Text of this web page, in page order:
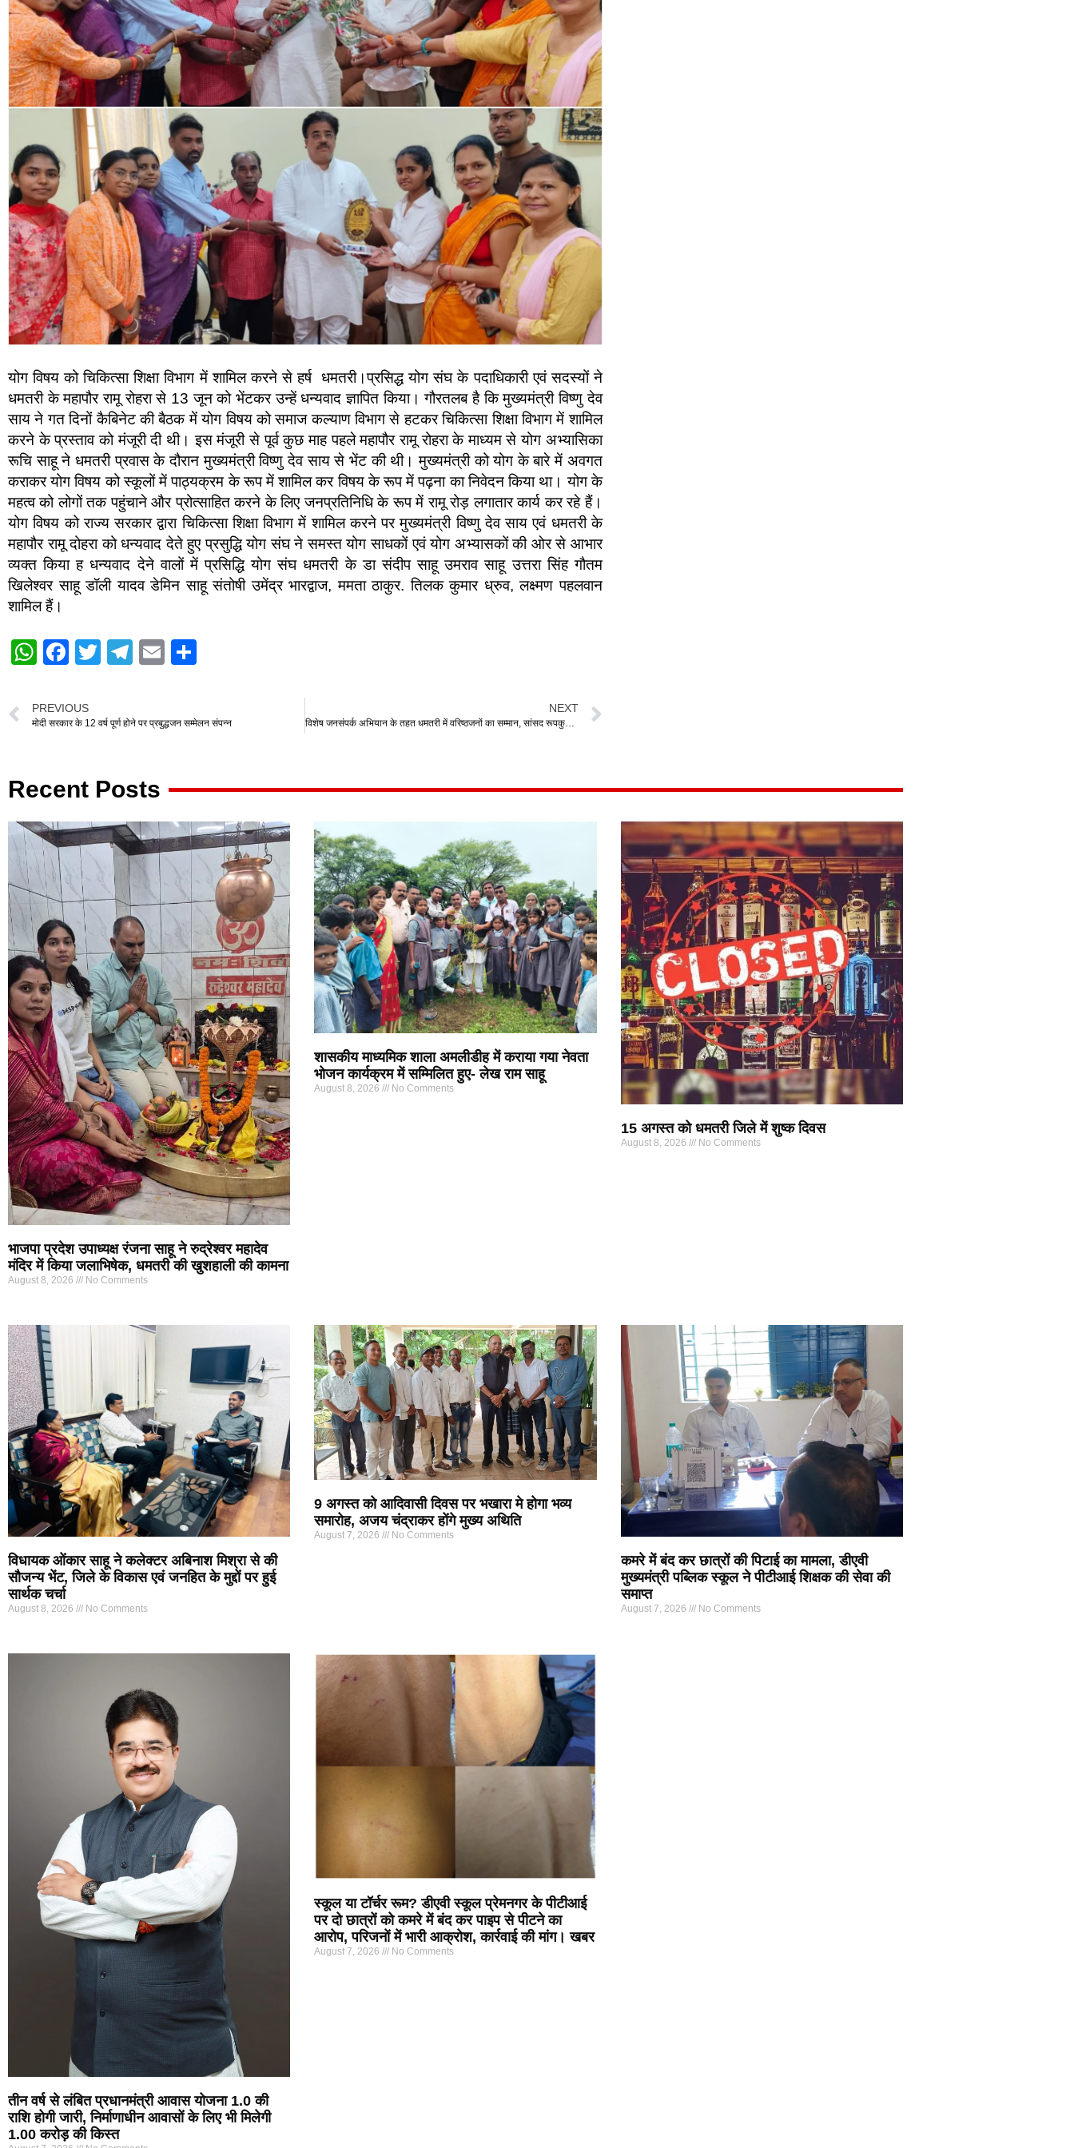
योग विषय को चिकित्सा शिक्षा विभाग में शामिल करने से हर्ष धमतरी।प्रसिद्ध योग संघ के पदाधिकारी एवं सदस्यों ने
धमतरी के महापौर रामू रोहरा से 13 जून को भेंटकर उन्हें धन्यवाद ज्ञापित किया। गौरतलब है कि मुख्यमंत्री विष्णु देव
साय ने गत दिनों कैबिनेट की बैठक में योग विषय को समाज कल्याण विभाग से हटकर चिकित्सा शिक्षा विभाग में शामिल
करने के प्रस्ताव को मंजूरी दी थी। इस मंजूरी से पूर्व कुछ माह पहले महापौर रामू रोहरा के माध्यम से योग अभ्यासिका
रूचि साहू ने धमतरी प्रवास के दौरान मुख्यमंत्री विष्णु देव साय से भेंट की थी। मुख्यमंत्री को योग के बारे में अवगत
कराकर योग विषय को स्कूलों में पाठ्यक्रम के रूप में शामिल कर विषय के रूप में पढ़ना का निवेदन किया था। योग के
महत्व को लोगों तक पहुंचाने और प्रोत्साहित करने के लिए जनप्रतिनिधि के रूप में रामू रोड़ लगातार कार्य कर रहे हैं।
योग विषय को राज्य सरकार द्वारा चिकित्सा शिक्षा विभाग में शामिल करने पर मुख्यमंत्री विष्णु देव साय एवं धमतरी के
महापौर रामू दोहरा को धन्यवाद देते हुए प्रसुद्धि योग संघ ने समस्त योग साधकों एवं योग अभ्यासकों की ओर से आभार
व्यक्त किया ह धन्यवाद देने वालों में प्रसिद्धि योग संघ धमतरी के डा संदीप साहू उमराव साहू उत्तरा सिंह गौतम
खिलेश्वर साहू डॉली यादव डेमिन साहू संतोषी उमेंद्र भारद्वाज, ममता ठाकुर. तिलक कुमार ध्रुव, लक्ष्मण पहलवान
शामिल हैं।
W
at
s
p
p
F
c
e
o
o
k
T
er
T
gr
m
E
e
PREVIOUS
मोदी सरकार के 12 वर्ष पूर्ण होने पर प्रबुद्धजन सम्मेलन संपन्न
NEXT
विशेष जनसंपर्क अभियान के तहत धमतरी में वरिष्ठजनों का सम्मान, सांसद रूपकुमारी चौधरी और रंजना साहू ने की आत्मीय भेंट
Recent Posts
भाजपा प्रदेश उपाध्यक्ष रंजना साहू ने रुद्रेश्वर महादेव
मंदिर में किया जलाभिषेक, धमतरी की खुशहाली की कामना
August 8, 2026 No Comments
शासकीय माध्यमिक शाला अमलीडीह में कराया गया नेवता
भोजन कार्यक्रम में सम्मिलित हुए- लेख राम साहू
August 8, 2026 No Comments
15 अगस्त को धमतरी जिले में शुष्क दिवस
August 8, 2026 No Comments
विधायक ओंकार साहू ने कलेक्टर अबिनाश मिश्रा से की
सौजन्य भेंट, जिले के विकास एवं जनहित के मुद्दों पर हुई
सार्थक चर्चा
August 8, 2026 No Comments
9 अगस्त को आदिवासी दिवस पर भखारा मे होगा भव्य
समारोह, अजय चंद्राकर होंगे मुख्य अथिति
August 7, 2026 No Comments
कमरे में बंद कर छात्रों की पिटाई का मामला, डीएवी
मुख्यमंत्री पब्लिक स्कूल ने पीटीआई शिक्षक की सेवा की
समाप्त
August 7, 2026 No Comments
तीन वर्ष से लंबित प्रधानमंत्री आवास योजना 1.0 की
राशि होगी जारी, निर्माणाधीन आवासों के लिए भी मिलेगी
1.00 करोड़ की किस्त
स्कूल या टॉर्चर रूम? डीएवी स्कूल प्रेमनगर के पीटीआई
पर दो छात्रों को कमरे में बंद कर पाइप से पीटने का
आरोप, परिजनों में भारी आक्रोश, कार्रवाई की मांग। खबर
August 7, 2026 No Comments